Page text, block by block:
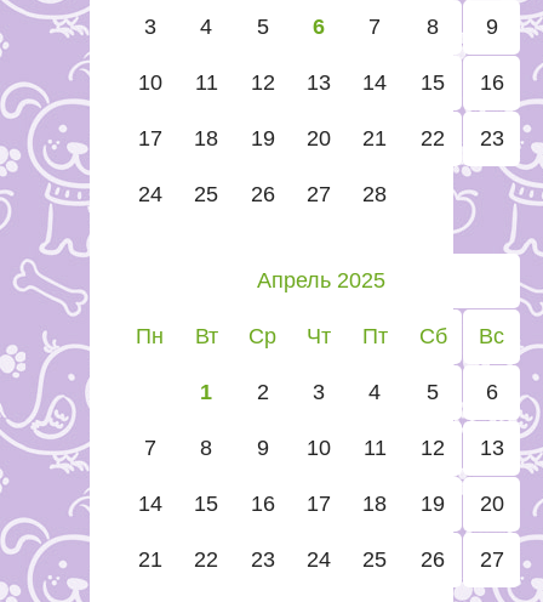
3 4 5 6 7 8 9
10 11 12 13 14 15 16
17 18 19 20 21 22 23
24 25 26 27 28
Апрель 2025
Пн Вт Ср Чт Пт Сб Вс
1 2 3 4 5 6
7 8 9 10 11 12 13
14 15 16 17 18 19 20
21 22 23 24 25 26 27